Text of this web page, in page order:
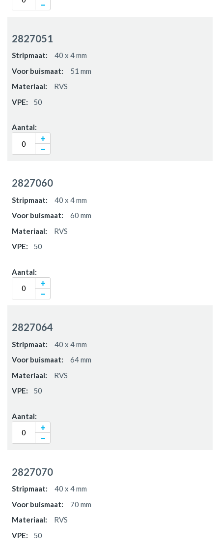
2827051
40 x 4 mm
51 mm
RVS
50
2827060
40 x 4 mm
60 mm
RVS
50
2827064
40 x 4 mm
64 mm
RVS
50
2827070
40 x 4 mm
70 mm
RVS
50